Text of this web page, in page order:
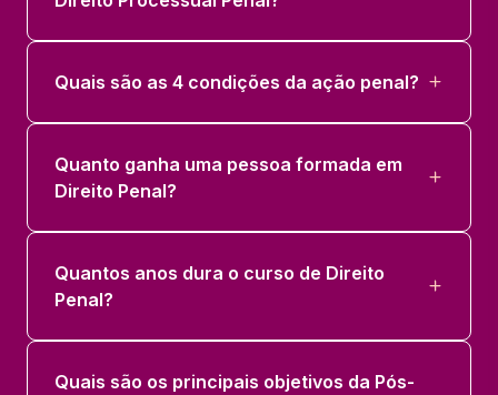
Quais são as 4 condições da ação penal?
Quanto ganha uma pessoa formada em
Direito Penal?
Quantos anos dura o curso de Direito
Penal?
Quais são os principais objetivos da Pós-